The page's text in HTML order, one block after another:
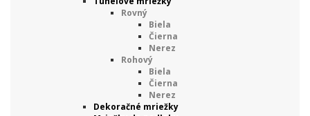
Rovný
Biela
Čierna
Nerez
Rohový
Biela
Čierna
Nerez
Dekoračné mriežky